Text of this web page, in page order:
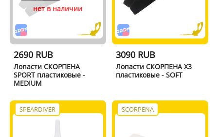
нет в наличии
2690 RUB
Лопасти СКОРПЕНА
SPORT пластиковые -
MEDIUM
3090 RUB
Лопасти СКОРПЕНА X3
пластиковые - SOFT
SPEARDIVER SCORPENA